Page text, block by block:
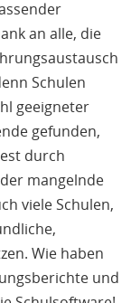
an alle, die
Schulen
geeigneter
gefunden,
durch
mangelnde
viele Schulen,
Wie haben
und